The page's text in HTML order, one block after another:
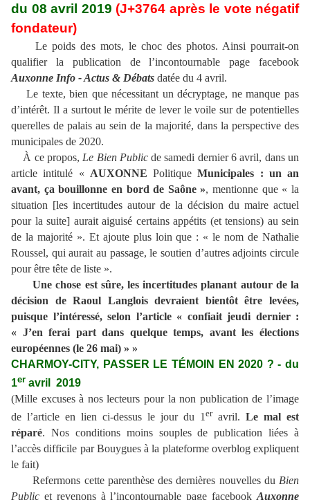
du 08 avril 2019 (J+3764 après le vote négatif
fondateur)
Le poids des mots, le choc des photos. Ainsi pourrait-on
qualifier la publication de l’incontournable page facebook
Auxonne Info - Actus & Débats datée du 4 avril.
Le texte, bien que nécessitant un décryptage, ne manque pas
d’intérêt. Il a surtout le mérite de lever le voile sur de potentielles
querelles de palais au sein de la majorité, dans la perspective des
municipales de 2020.
À ce propos, Le Bien Publicde samedi dernier 6 avril, dans un
article intitulé « AUXONNE PolitiqueMunicipales : un an
avant, ça bouillonne en bord de Saône », mentionne que « la
situation [les incertitudes autour de la décision du maire actuel
pour la suite] aurait aiguisé certains appétits (et tensions) au sein
de la majorité ». Et ajoute plus loin que : « le nom de Nathalie
Roussel, qui aurait au passage, le soutien d’autres adjoints circule
pour être tête de liste ».
Une chose est sûre, les incertitudes planant autour de la
décision de Raoul Langlois devraient bientôt être levées,
puisque l’intéressé, selon l’article « confiait jeudi dernier :
« J’en ferai part dans quelque temps, avant les élections
européennes (le 26 mai) » »
CHARMOY-CITY, PASSER LE TÉMOIN EN 2020 ? - du
1er avril 2019
(Mille excuses à nos lecteurs pour la non publication de l’image
de l’article en lien ci-dessus le jour du 1 eravril. Le mal est
réparé. Nos conditions moins souples de publication liées à
l’accès difficile par Bouygues à la plateforme overblog expliquent
le fait)
Refermons cette parenthèse des dernières nouvelles du Bien
Public et revenons à l’incontournable page facebookAuxonne